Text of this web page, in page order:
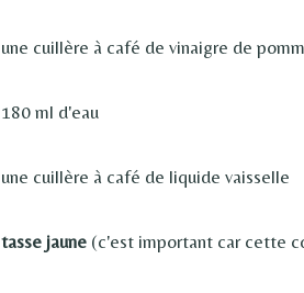
une cuillère à café de vinaigre de
180 ml d'eau
une cuillère à café de liquide vaisselle
tasse jaune (c'est important car cette